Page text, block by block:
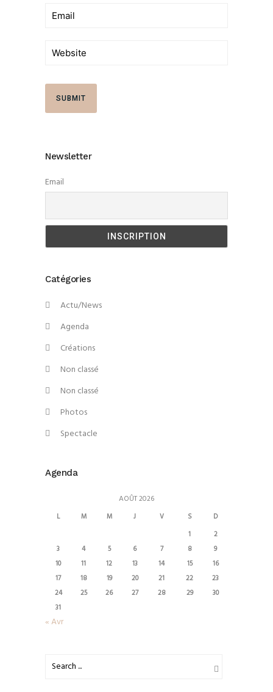
Newsletter
Email
Catégories
Actu/News
Agenda
Créations
Non classé
Non classé
Photos
Spectacle
Agenda
AOÛT 2026
L M M J V S
D
1
2
3
4 5 6 7 8
9
10
11 12 13 14 15
16
17
18 19 20 21 22
23
24
25 26 27 28 29
30
31
« Avr